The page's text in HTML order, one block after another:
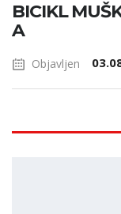
BICIKL
A
Objavljen